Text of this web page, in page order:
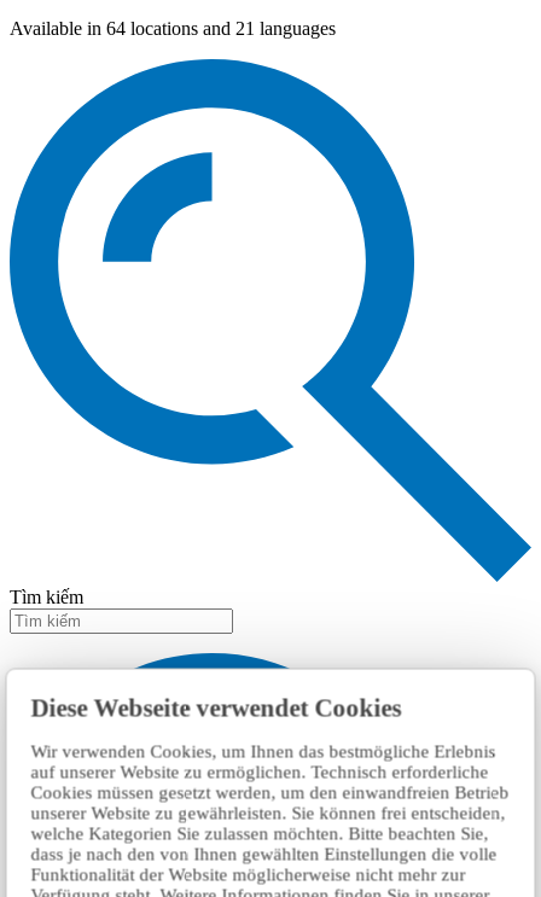
Diese Webseite verwendet Cookies
Wir verwenden Cookies, um Ihnen das bestmögliche Erlebnis
auf unserer Website zu ermöglichen. Technisch erforderliche
Cookies müssen gesetzt werden, um den einwandfreien Betrieb
unserer Website zu gewährleisten. Sie können frei entscheiden,
welche Kategorien Sie zulassen möchten. Bitte beachten Sie,
dass je nach den von Ihnen gewählten Einstellungen die volle
Funktionalität der Website möglicherweise nicht mehr zur
Available in 64 locations and 21 languages
Tìm kiếm